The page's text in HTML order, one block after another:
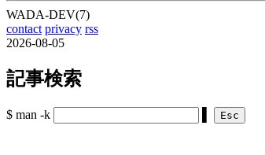
WADA-DEV(7)
contact privacy rss
2026-08-05
記事検索
$ man -k Esc